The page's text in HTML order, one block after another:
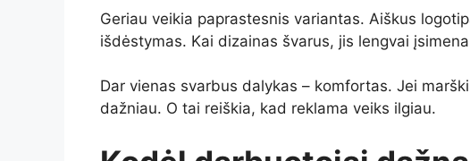
Geriau veikia paprastesnis variantas. Aiškus
išdėstymas. Kai dizainas švarus, jis lengvai
Dar vienas svarbus dalykas – komfortas. Jei
dažniau. O tai reiškia, kad reklama veiks ilgiau.